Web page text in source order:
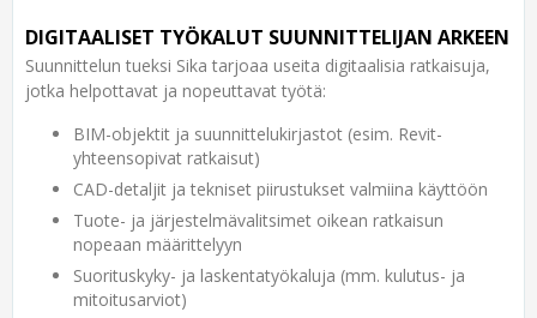
DIGITAALISET TYÖKALUT SUUNNITTELIJAN ARKEEN
Suunnittelun tueksi Sika tarjoaa useita digitaalisia ratkaisuja,
jotka helpottavat ja nopeuttavat työtä:
BIM-objektit ja suunnittelukirjastot (esim. Revit-
yhteensopivat ratkaisut)
CAD-detaljit ja tekniset piirustukset valmiina käyttöön
Tuote- ja järjestelmävalitsimet oikean ratkaisun
nopeaan määrittelyyn
Suorituskyky- ja laskentatyökaluja (mm. kulutus- ja
mitoitusarviot)